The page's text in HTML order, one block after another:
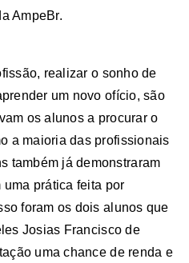
AmpeBr.
realizar o sonho de
um novo ofício, são
os alunos a procurar o
a maioria das profissionais
também já demonstraram
prática feita por
foram os dois alunos que
Josias Francisco de
uma chance de renda e